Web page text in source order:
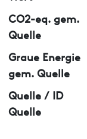
CO2-eq. gem.
Quelle
Graue Energie
gem. Quelle
Quelle / ID
Quelle